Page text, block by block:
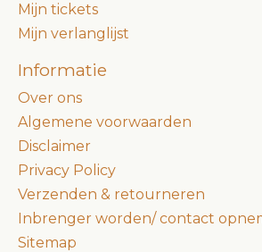
Mijn tickets
Mijn verlanglijst
Informatie
Over ons
Algemene voorwaarden
Disclaimer
Privacy Policy
Verzenden & retourneren
Inbrenger worden/ contact
Sitemap